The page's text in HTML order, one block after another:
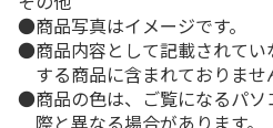
商品写真はイメージです。
商品内容として記載されて
する商品に含まれておりませ
商品の色は、ご覧になるパ
際と異なる場合があります。